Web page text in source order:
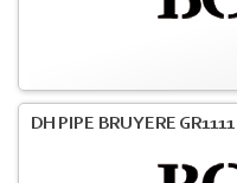
DH PIPE BRUYERE GR1111